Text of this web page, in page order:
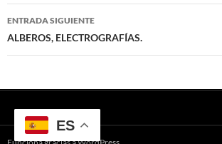
ENTRADA SIGUIENTE
ALBEROS, ELECTROGRAFÍAS.
ES